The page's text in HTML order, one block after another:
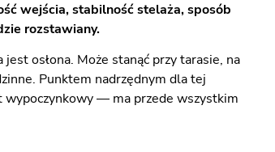
wejścia, stabilność stelaża, sposób
rozstawiany.
osłona. Może stanąć przy tarasie, na
Punktem nadrzędnym dla tej
wypoczynkowy — ma przede wszystkim